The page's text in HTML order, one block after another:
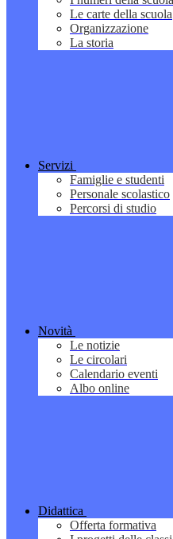
Le carte della scuola
Organizzazione
La storia
Servizi
Famiglie e studenti
Personale scolastico
Percorsi di studio
Novità
Le notizie
Le circolari
Calendario eventi
Albo online
Didattica
Offerta formativa